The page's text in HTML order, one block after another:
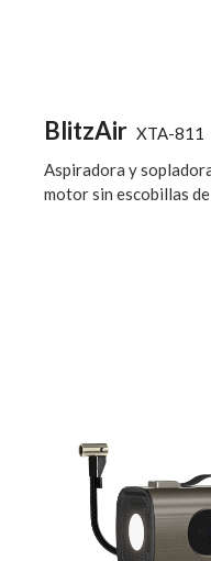
BlitzAir XTA-811
Aspiradora y
motor sin escobillas